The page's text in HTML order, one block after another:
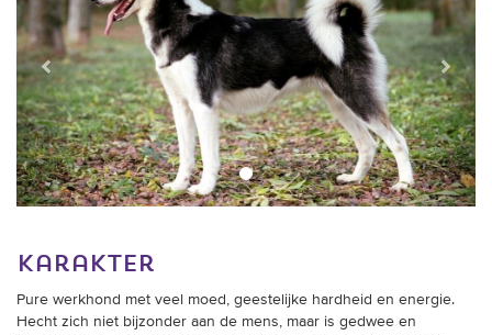
karakter
Pure werkhond met veel moed, geestelijke hardheid en energie.
Hecht zich niet bijzonder aan de mens, maar is gedwee en